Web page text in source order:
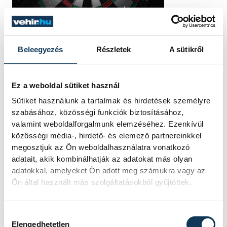
Beleegyezés Részletek A sütikről
Ez a weboldal sütiket használ
Sütiket használunk a tartalmak és hirdetések személyre
szabásához, közösségi funkciók biztosításához,
valamint weboldalforgalmunk elemzéséhez. Ezenkívül
közösségi média-, hirdető- és elemező partnereinkkel
megosztjuk az Ön weboldalhasználatra vonatkozó
adatait, akik kombinálhatják az adatokat más olyan
adatokkal, amelyeket Ön adott meg számukra vagy az
Ön által használt más szolgáltatásokból gyűjtöttek.
Elengedhetetlen